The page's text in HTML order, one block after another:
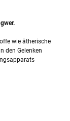
wie ätherische
den Gelenken